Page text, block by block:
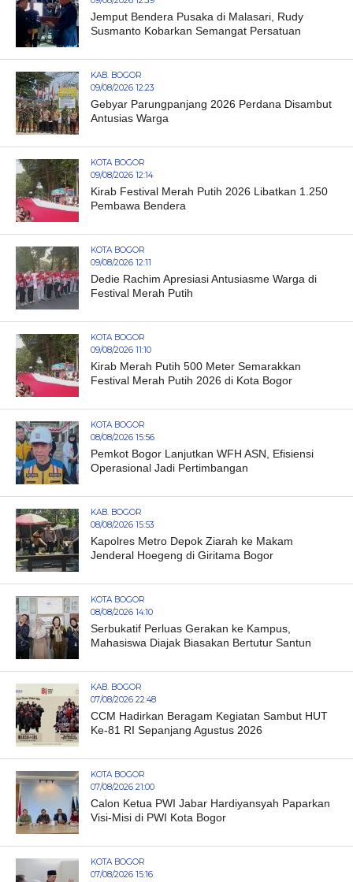
Jemput Bendera Pusaka di Malasari, Rudy
Susmanto Kobarkan Semangat Persatuan
KAB. BOGOR
09/08/2026 12:23
Gebyar Parungpanjang 2026 Perdana Disambut
Antusias Warga
KOTA BOGOR
09/08/2026 12:14
Kirab Festival Merah Putih 2026 Libatkan 1.250
Pembawa Bendera
KOTA BOGOR
09/08/2026 12:11
Dedie Rachim Apresiasi Antusiasme Warga di
Festival Merah Putih
KOTA BOGOR
09/08/2026 11:10
Kirab Merah Putih 500 Meter Semarakkan
Festival Merah Putih 2026 di Kota Bogor
KOTA BOGOR
08/08/2026 15:56
Pemkot Bogor Lanjutkan WFH ASN, Efisiensi
Operasional Jadi Pertimbangan
KAB. BOGOR
08/08/2026 15:53
Kapolres Metro Depok Ziarah ke Makam
Jenderal Hoegeng di Giritama Bogor
KOTA BOGOR
08/08/2026 14:10
Serbukatif Perluas Gerakan ke Kampus,
Mahasiswa Diajak Biasakan Bertutur Santun
KAB. BOGOR
07/08/2026 22:48
CCM Hadirkan Beragam Kegiatan Sambut HUT
Ke-81 RI Sepanjang Agustus 2026
KOTA BOGOR
07/08/2026 21:00
Calon Ketua PWI Jabar Hardiyansyah Paparkan
Visi-Misi di PWI Kota Bogor
KOTA BOGOR
07/08/2026 15:16